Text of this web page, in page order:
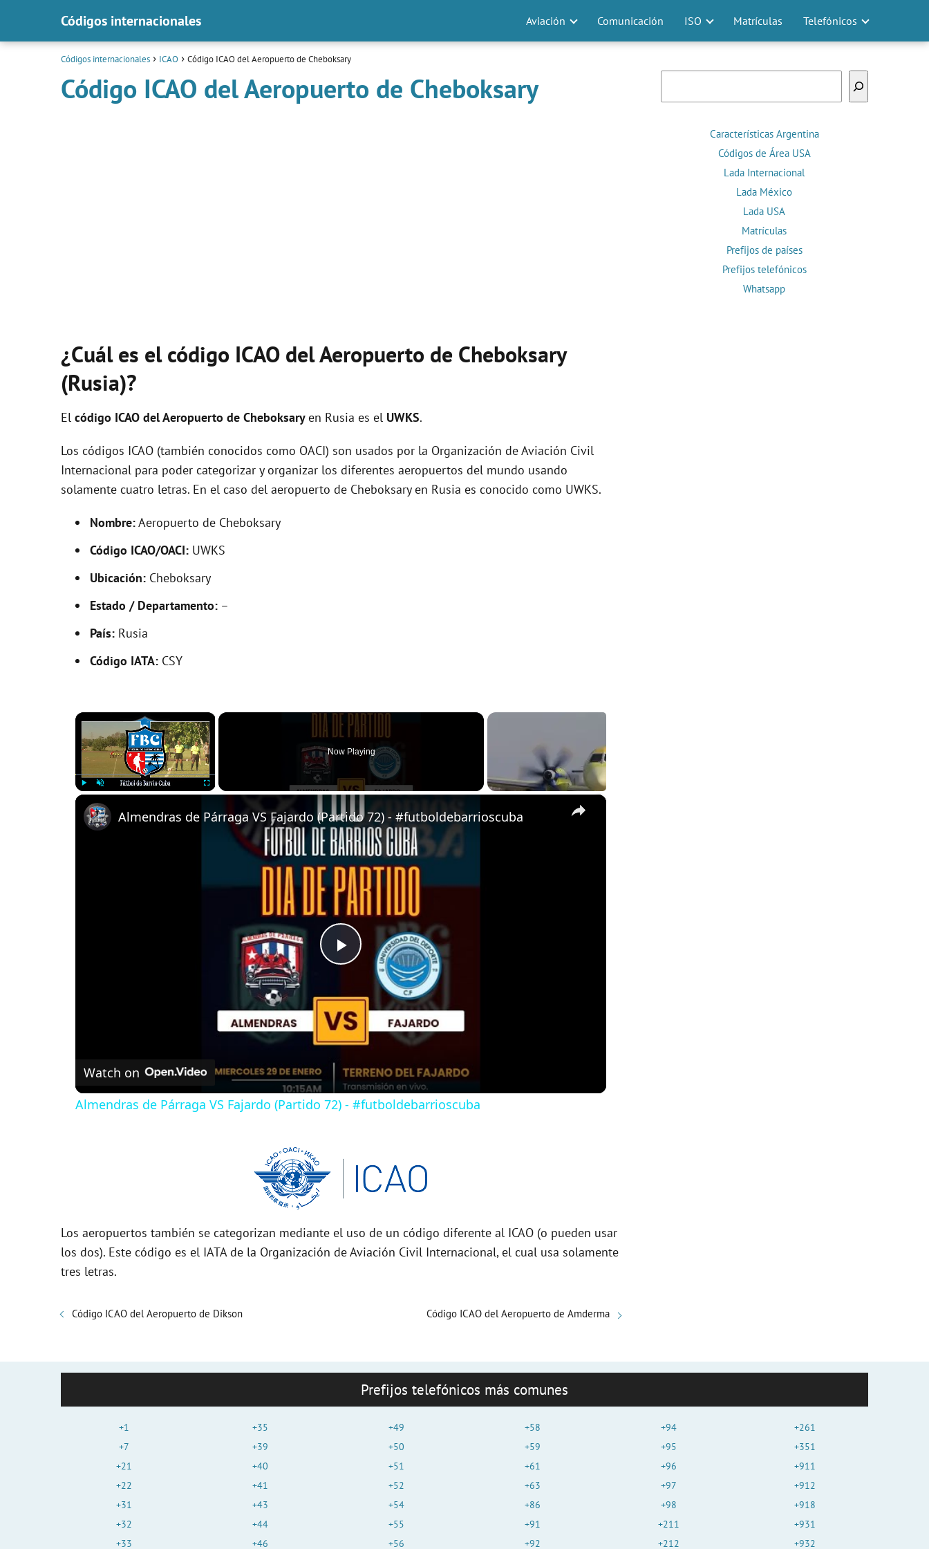
Códigos internacionales Aviación Comunicación ISO Matrículas Telefónicos
Códigos internacionales ICAO Código ICAO del Aeropuerto de Cheboksary
Código ICAO del Aeropuerto de Cheboksary
¿Cuál es el código ICAO del Aeropuerto de Cheboksary
(Rusia)?
El código ICAO delAeropuerto de Cheboksaryen Rusia es el UWKS.
Los códigos ICAO (también conocidos como OACI) son usados por la Organización de Aviación Civil
Internacional para poder categorizar y organizar los diferentes aeropuertos del mundo usando
solamente cuatro letras. En el caso del aeropuerto de Cheboksary en Rusia es conocido como UWKS.
Nombre:Aeropuerto de Cheboksary
Código ICAO/OACI: UWKS
Ubicación: Cheboksary
Estado / Departamento: –
País: Rusia
Código IATA: CSY
×
Now Playing
×
P
l
a
y
e
Almendras de Párraga VS Fajardo (Partido 72) - #futboldebarrioscuba
Watch on
Almendras de Párraga VS Fajardo (Partido 72) - #futboldebarrioscuba
Los aeropuertos también se categorizan mediante el uso de un código diferente al ICAO (o pueden usar
los dos). Este código es el IATA de la Organización de Aviación Civil Internacional, el cual usa solamente
tres letras.
Código ICAO del Aeropuerto de Dikson Código ICAO del Aeropuerto de Amderma
Características Argentina
Códigos de Área USA
Lada Internacional
Lada México
Lada USA
Matrículas
Prefijos de países
Prefijos telefónicos
Whatsapp
Prefijos telefónicos más comunes
+1
+7
+21
+22
+31
+32
+33
+35
+39
+40
+41
+43
+44
+46
+49
+50
+51
+52
+54
+55
+56
+58
+59
+61
+63
+86
+91
+92
+94
+95
+96
+97
+98
+211
+212
+261
+351
+911
+912
+918
+931
+932